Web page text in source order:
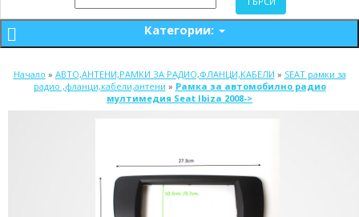
Категории:
Начало » АВТО,АНТЕНИ,РАМКИ ЗА РАДИО,ФЛАНЦИ,КАБЕЛИ » SEAT рамки за
радио ,фланци,кабели,антени » Рамка за автомобилно радио
мултимедия Seat Ibiza 2008->